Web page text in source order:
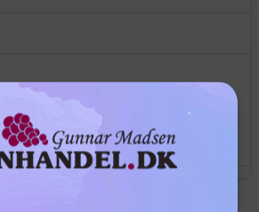
Vis produkt